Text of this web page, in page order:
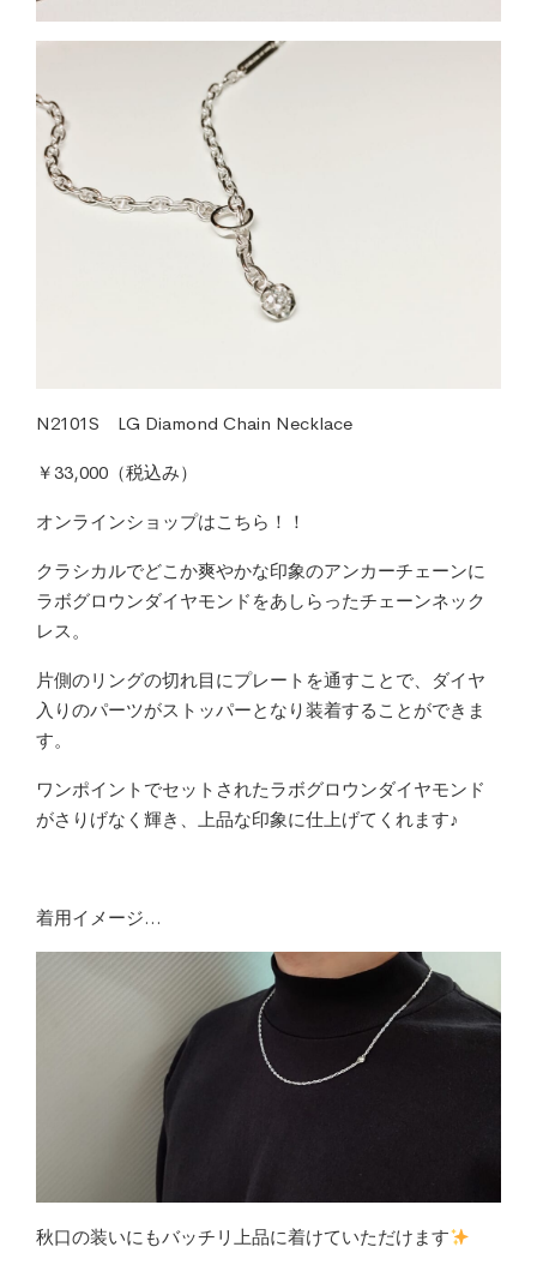
N2101S LG Diamond Chain Necklace
￥33,000（税込み）
オンラインショップはこちら！！
クラシカルでどこか爽やかな印象のアンカーチェーンに
ラボグロウンダイヤモンドをあしらったチェーンネック
レス。
片側のリングの切れ目にプレートを通すことで、ダイヤ
入りのパーツがストッパーとなり装着することができま
す。
ワンポイントでセットされたラボグロウンダイヤモンド
がさりげなく輝き、上品な印象に仕上げてくれます♪
着用イメージ…
秋口の装いにもバッチリ上品に着けていただけます